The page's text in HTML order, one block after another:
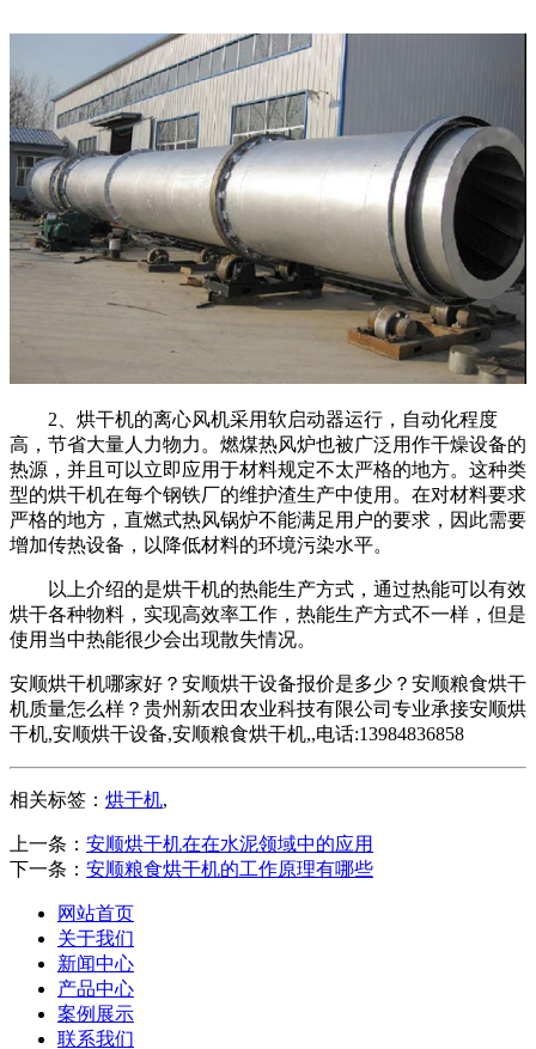
2、烘干机的离心风机采用软启动器运行，自动化程度
高，节省大量人力物力。燃煤热风炉也被广泛用作干燥设备的
热源，并且可以立即应用于材料规定不太严格的地方。这种类
型的烘干机在每个钢铁厂的维护渣生产中使用。在对材料要求
严格的地方，直燃式热风锅炉不能满足用户的要求，因此需要
增加传热设备，以降低材料的环境污染水平。
以上介绍的是烘干机的热能生产方式，通过热能可以有效
烘干各种物料，实现高效率工作，热能生产方式不一样，但是
使用当中热能很少会出现散失情况。
安顺烘干机哪家好？安顺烘干设备报价是多少？安顺粮食烘干
机质量怎么样？贵州新农田农业科技有限公司专业承接安顺烘
干机,安顺烘干设备,安顺粮食烘干机,,电话:13984836858
相关标签： 烘干机,
上一条： 安顺烘干机在在水泥领域中的应用
下一条： 安顺粮食烘干机的工作原理有哪些
网站首页
关于我们
新闻中心
产品中心
案例展示
联系我们